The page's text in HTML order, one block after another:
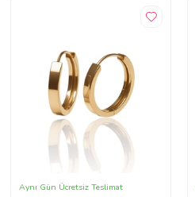
Aynı Gün Ücretsiz Teslimat